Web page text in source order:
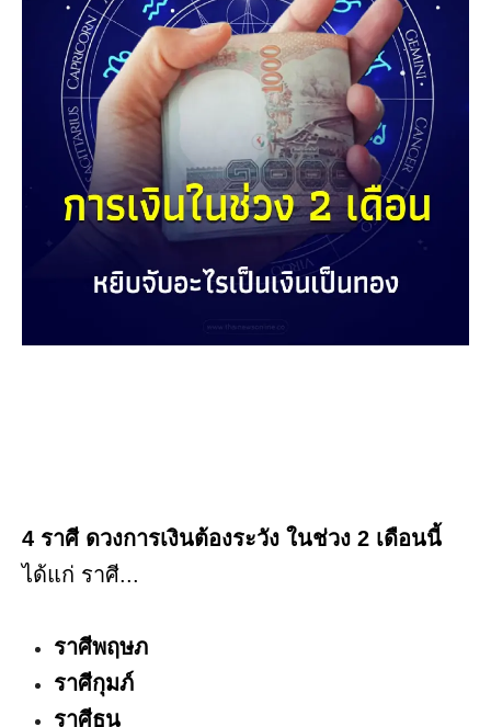
4 ราศี ดวงการเงินต้องระวัง ในช่วง 2 เดือนนี้
ได้แก่ ราศี...
ราศีพฤษภ
ราศีกุมภ์
ราศีธนู